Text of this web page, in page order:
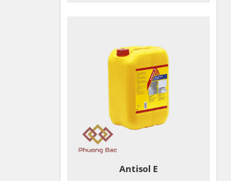
Antisol E